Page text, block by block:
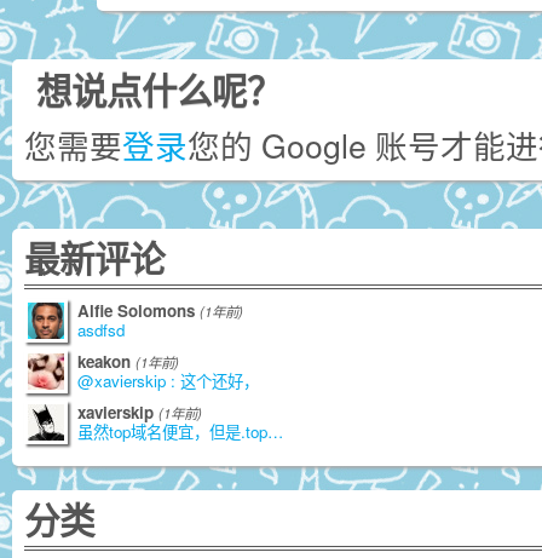
想说点什么呢？
您需要登录您的 Google 账号才能
最新评论
Alfie Solomons (1年前)
asdfsd
keakon (1年前)
@xavierskip : 这个还好，
xavierskip (1年前)
虽然top域名便宜，但是.top是由江苏
分类